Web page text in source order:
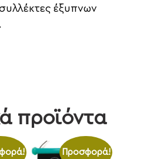
έξυπνων
προϊόντα
Προσφορά!